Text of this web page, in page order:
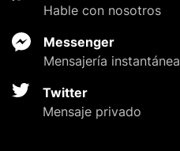
Hable con nosotros
Messenger
Mensajería instantánea
Twitter
Mensaje privado